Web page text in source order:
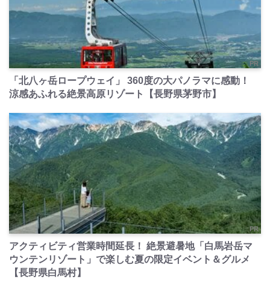
PR
「北八ヶ岳ロープウェイ」 360度の大パノラマに感動！
涼感あふれる絶景高原リゾート【長野県茅野市】
PR
アクティビティ営業時間延長！ 絶景避暑地「白馬岩岳マ
ウンテンリゾート」で楽しむ夏の限定イベント＆グルメ
【長野県白馬村】